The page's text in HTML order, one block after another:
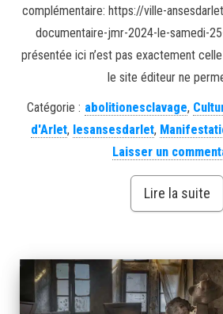
complémentaire: https://ville-
documentaire-jmr-2024-le-samedi-
présentée ici n’est pas exactement
le site éditeur ne
Catégorie : abolitionesclavage,
d'Arlet, lesansesdarlet,
Laisser un
Lire la suite